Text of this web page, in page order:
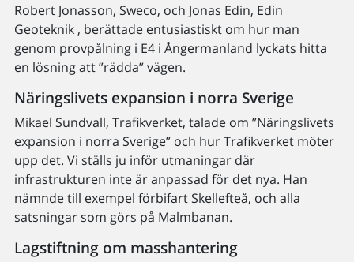
Robert Jonasson, Sweco, och Jonas Edin, Edin
Geoteknik , berättade entusiastiskt om hur man
genom provpålning i E4 i Ångermanland lyckats hitta
en lösning att ”rädda” vägen.
Näringslivets expansion i norra Sverige
Mikael Sundvall, Trafikverket, talade om ”Näringslivets
expansion i norra Sverige” och hur Trafikverket möter
upp det. Vi ställs ju inför utmaningar där
infrastrukturen inte är anpassad för det nya. Han
nämnde till exempel förbifart Skellefteå, och alla
satsningar som görs på Malmbanan.
Lagstiftning om masshantering